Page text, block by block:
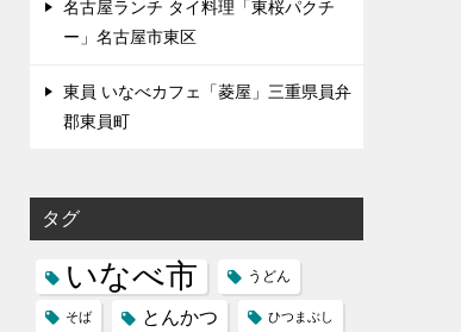
名古屋ランチ タイ料理「東桜パクチ
ー」名古屋市東区
東員 いなべカフェ「菱屋」三重県員弁
郡東員町
タグ
いなべ市 うどん
そば とんかつ ひつまぶし